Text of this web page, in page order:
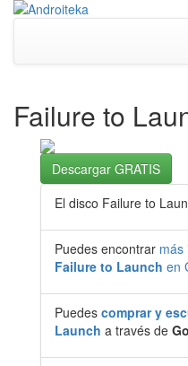
Failure to
Descargar GRATIS
El disco Failure to
Puedes encontrar más
Failure to Launch en
Puedes comprar y
Launch a través de